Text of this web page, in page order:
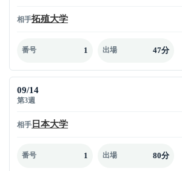
相手拓殖大学
番号 1 出場 47分
09/14
第3週
相手 日本大学
番号 1 出場 80分